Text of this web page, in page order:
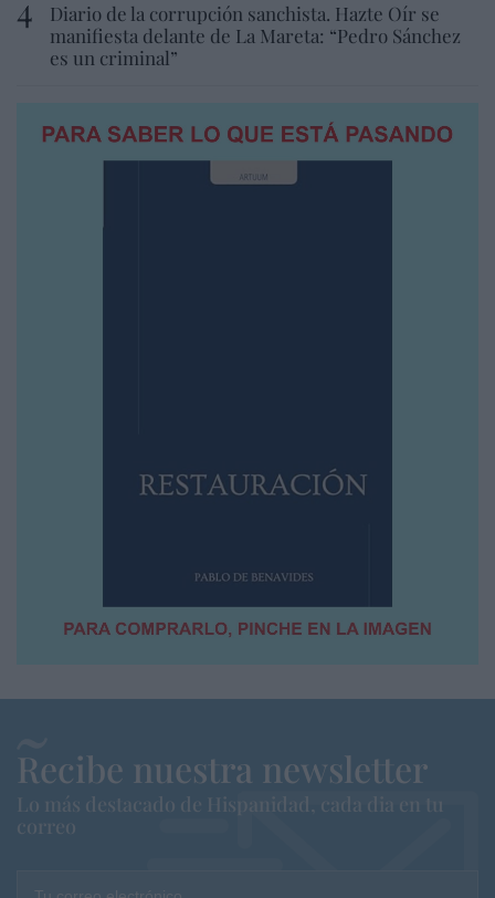
Diario de la corrupción sanchista. Hazte Oír se
manifiesta delante de La Mareta: “Pedro Sánchez
es un criminal”
Recibe nuestra newsletter
Lo más destacado de Hispanidad, cada dia en tu
correo